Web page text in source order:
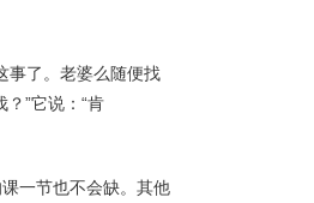
事了。老婆么随便找
”它说：“肯
一节也不会缺。其他